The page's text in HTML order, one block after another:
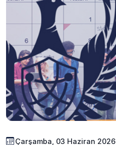
Çarşamba, 03 Haziran 2026